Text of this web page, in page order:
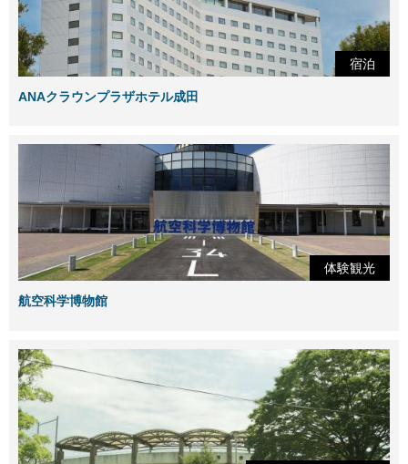
宿泊
ANAクラウンプラザホテル成田
体験観光
航空科学博物館